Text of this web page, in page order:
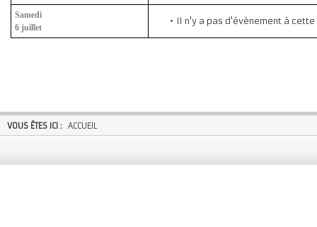
Samedi
6 juillet
Il n'y a pas d'évènement à
VOUS ÊTES ICI : ACCUEIL